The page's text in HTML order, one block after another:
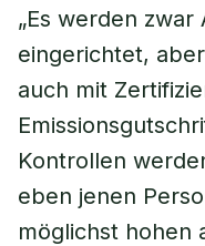
„Es werden
eingerichtet,
auch mit
Kontrollen
eben jenen
möglichst hohen